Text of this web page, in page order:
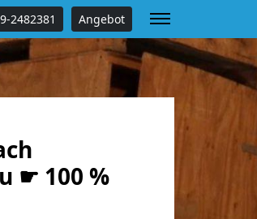
2482381 Angebot
☛ 100 %